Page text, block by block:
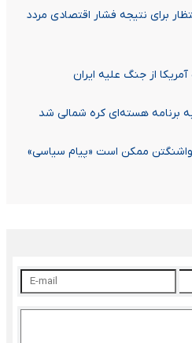
برای نتیجه فشار اقتصادی مردد
از جنگ علیه ایران
برنامه هسته‌ای کره شمالی شد
واشنگتن ممکن است «پیام سیاسی»